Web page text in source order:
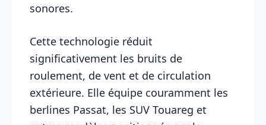
sonores.
Cette technologie réduit
significativement les bruits de
roulement, de vent et de circulation
extérieure. Elle équipe couramment les
berlines Passat, les SUV Touareg et